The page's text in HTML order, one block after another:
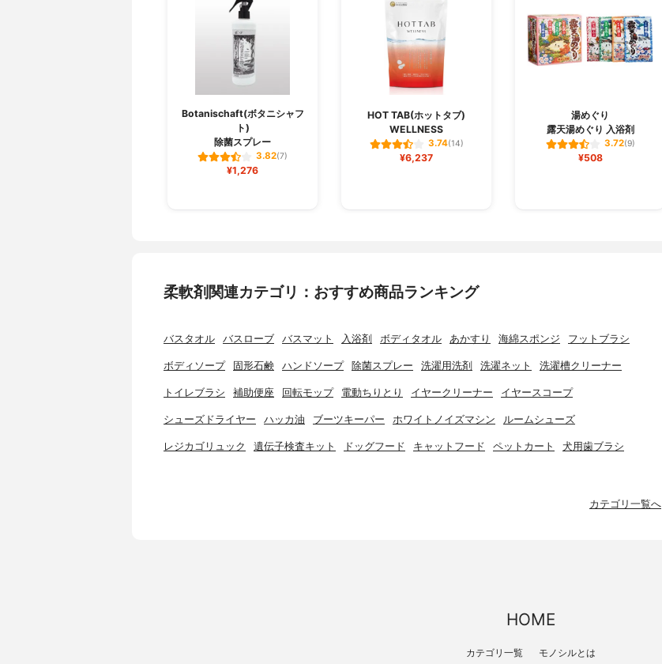
Botanischaft(ボタニシャフ
ト)
除菌スプレー
3.82(7)
¥1,276
HOT TAB(ホットタブ)
WELLNESS
3.74(14)
¥6,237
湯めぐり
露天湯めぐり 入浴剤
3.72(9)
¥508
柔軟剤関連カテゴリ：おすすめ商品ランキング
バスタオル バスローブ バスマット 入浴剤 ボディタオル あかすり 海綿スポンジ フットブラシ
ボディソープ 固形石鹸 ハンドソープ 除菌スプレー 洗濯用洗剤 洗濯ネット 洗濯槽クリーナー
トイレブラシ 補助便座 回転モップ 電動ちりとり イヤークリーナー イヤースコープ
シューズドライヤー ハッカ油 ブーツキーパー ホワイトノイズマシン ルームシューズ
レジカゴリュック 遺伝子検査キット ドッグフード キャットフード ペットカート 犬用歯ブラシ
カテゴリ一覧へ
HOME
カテゴリ一覧 モノシルとは